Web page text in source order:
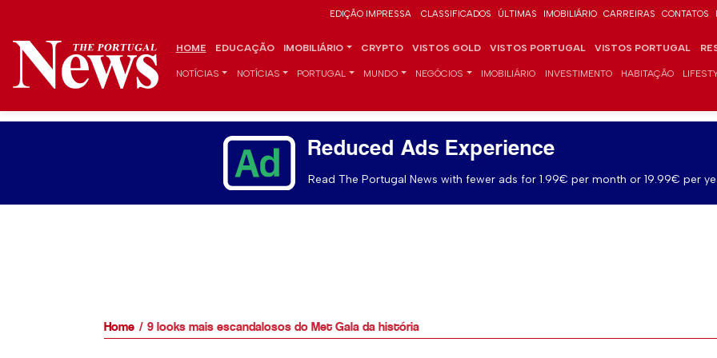
EDIÇÃO IMPRESSA CLASSIFICADOS ÚLTIMAS IMOBILIÁRIO CARREIRAS CONTATOS
HOME EDUCAÇÃO IMOBILIÁRIO CRYPTO VISTOS GOLD VISTOS PORTUGAL VISTOS PORTUGAL
NOTÍCIAS NOTÍCIAS PORTUGAL MUNDO NEGÓCIOS IMOBILIÁRIO INVESTIMENTO HABITAÇÃO
Reduced Ads Experience
Read The Portugal News with fewer ads for 1.99€ per month or 19.99€ per
Home 9 looks mais escandalosos do Met Gala da história